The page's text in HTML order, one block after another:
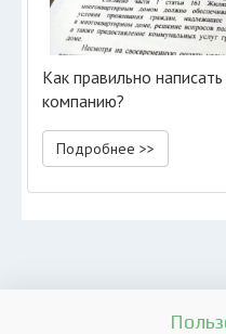
Как правильно
компанию?
Подробнее >>